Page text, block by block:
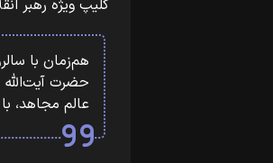
کلیپ ویژه رهبر
هم‌زمان با
حضرت آیت‌الله
عالم مجاهد،